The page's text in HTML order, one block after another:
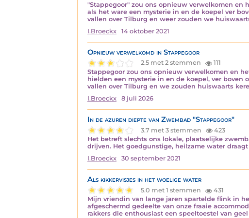
"Stappegoor" zou ons opnieuw verwelkomen
als het ware een mysterie in en de koepel ver
vallen over Tilburg en weer zouden we
I.Broeckx
14 oktober 2021
Opnieuw verwelkomd in Stappegoor
2.5 met 2 stemmen
111
Stappegoor zou ons opnieuw verwelkomen en
hielden een mysterie in en de koepel, ver boven
vallen over Tilburg en we zouden huiswaarts
I.Broeckx
8 juli 2026
In de azuren diepte van Zwembad "Stappegoor"
3.7 met 3 stemmen
423
Het betreft slechts ons lokale, plaatselijke
drijven. Het goedgunstige, heilzame water
I.Broeckx
30 september 2021
Als kikkervisjes in het woelige water
5.0 met 1 stemmen
431
Mijn vriendin van lange jaren spartelde flink in
afgeschermd gedeelte van onze fraaie
rakkers die enthousiast een speeltoestel van